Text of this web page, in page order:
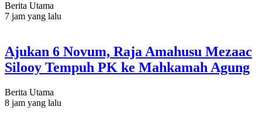
Berita Utama
7 jam yang lalu
Ajukan 6 Novum, Raja Amahusu Mezaac
Silooy Tempuh PK ke Mahkamah Agung
Berita Utama
8 jam yang lalu